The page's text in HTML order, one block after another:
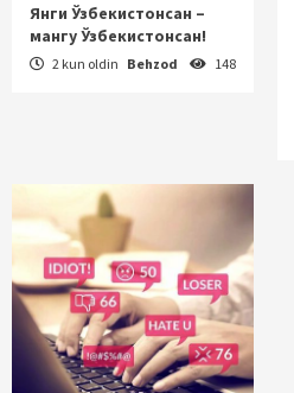
Янги Ўзбекистонсан –
мангу Ўзбекистонсан!
2 kun oldin Behzod 148